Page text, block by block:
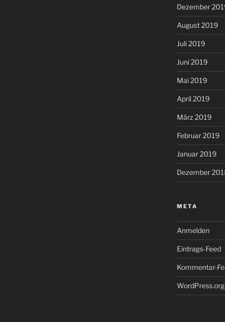
Dezember
August 2019
Juli 2019
Juni 2019
Mai 2019
April 2019
März 2019
Februar 2019
Januar 2019
Dezember
META
Anmelden
Eintrags-Feed
Kommentar-
WordPress.org